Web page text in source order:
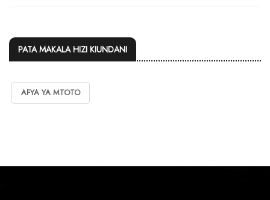
PATA MAKALA HIZI KIUNDANI
AFYA YA MTOTO